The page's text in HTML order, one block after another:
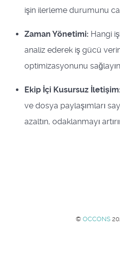
işin ilerleme durumunu
Zaman Yönetimi: Hangi
analiz ederek iş gücü
optimizasyonunu
Ekip İçi Kusursuz İletişim:
ve dosya paylaşımları
azaltın, odaklanmayı
© OCCONS